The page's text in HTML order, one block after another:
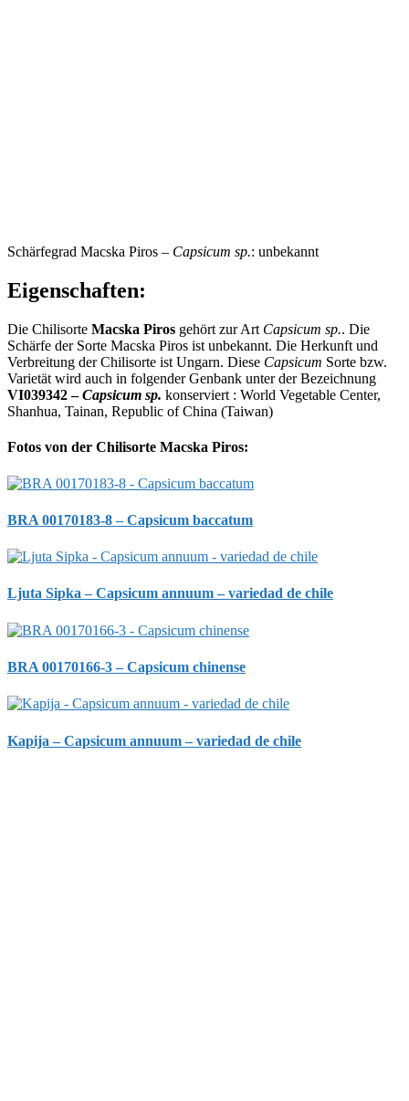
Schärfegrad Macska Piros – Capsicum sp.: unbekannt
Eigenschaften:
Die Chilisorte Macska Piros gehört zur Art Capsicum sp.. Die
Schärfe der Sorte Macska Piros ist unbekannt. Die Herkunft und
Verbreitung der Chilisorte ist Ungarn. Diese Capsicum Sorte bzw.
Varietät wird auch in folgender Genbank unter der Bezeichnung
VI039342 –Capsicum sp. konserviert : World Vegetable Center,
Shanhua, Tainan, Republic of China (Taiwan)
Fotos von der Chilisorte Macska Piros:
BRA 00170183-8 – Capsicum baccatum
Ljuta Sipka – Capsicum annuum – variedad de chile
BRA 00170166-3 – Capsicum chinense
Kapija – Capsicum annuum – variedad de chile